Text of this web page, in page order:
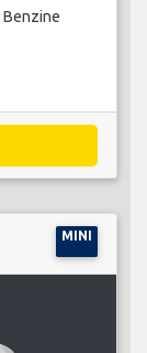
Benzine
MINI